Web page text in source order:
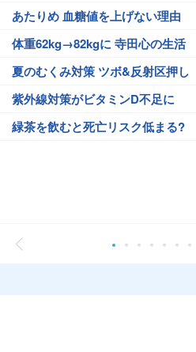
あたりめ 血糖値を上げない理由
体重62kg→82kgに 寺田心の生活
夏のむくみ対策 ツボ&反射区押し
紫外線対策がビタミンD不足に
緑茶を飲むと死亡リスク低まる?